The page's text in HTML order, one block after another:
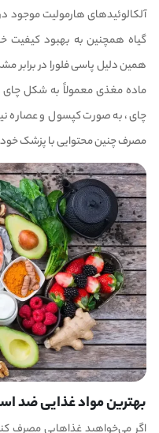
آلکالوئیدهای هارمولیت
گیاه همچنین به بهبود کیفیت
همین دلیل پاسی فلورا در برابر
ماده مغذی معمولاً به شکل چای
چای، به صورت کپسول و عصاره
مصرف چنین محتوایی با پزشک
بهترین مواد غذایی ضد